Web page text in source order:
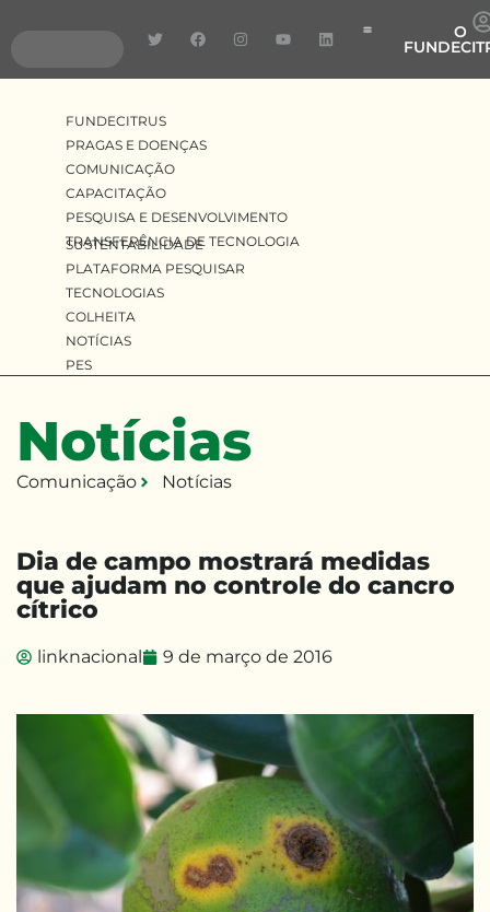
O
SUSTENTABILIDADE
PLATAFORMA PESQUISAR
TECNOLOGIAS
COLHEITA
NOTÍCIAS
PES
FUNDECITRUS
PRAGAS E DOENÇAS
COMUNICAÇÃO
CAPACITAÇÃO
PESQUISA E DESENVOLVIMENTO
TRANSFERÊNCIA DE TECNOLOGIA
Notícias
Comunicação Notícias
linknacional 9 de março de 2016
Dia de campo mostrará medidas
que ajudam no controle do cancro
cítrico